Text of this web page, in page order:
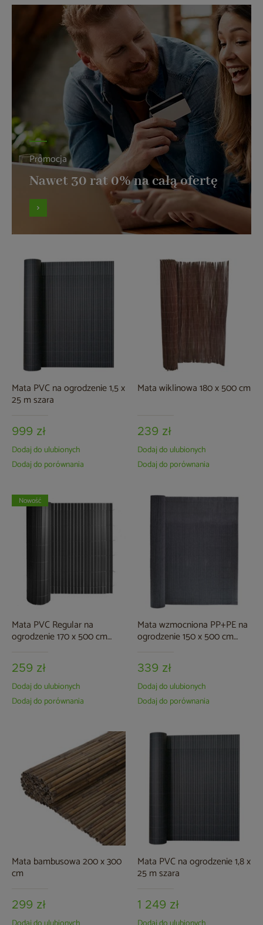
Promocja
Nawet 30 rat 0% na całą ofertę
Mata PVC na ogrodzenie 1,5 x
25 m szara
999 zł
Dodaj do ulubionych
Dodaj do porównania
Mata wiklinowa 180 x 500 cm
239 zł
Dodaj do ulubionych
Dodaj do porównania
Mata PVC Regular na
ogrodzenie 170 x 500 cm
259 zł
Nowość
Dodaj do ulubionych
Dodaj do porównania
Mata wzmocniona PP+PE na
ogrodzenie 150 x 500 cm
339 zł
Dodaj do ulubionych
Dodaj do porównania
Mata bambusowa 200 x 300
cm
299 zł
Mata PVC na ogrodzenie 1,8 x
25 m szara
1 249 zł